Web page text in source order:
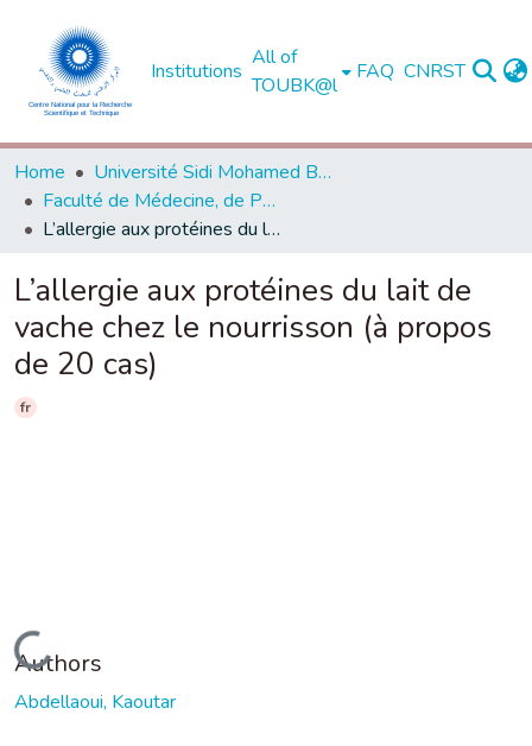
Institutions
All of
TOUBK@l
FAQ CNRST
Home
Université Sidi Mohamed Ben Abdellah de Fès
Faculté de Médecine, de Pharmacie et de Médecine Dentaire - Fès
L’allergie aux protéines du lait de vache chez le nourrisson (à propos de 20 cas)
L’allergie aux protéines du lait de
vache chez le nourrisson (à propos
de 20 cas)
fr
Loading...
Authors
Abdellaoui, Kaoutar